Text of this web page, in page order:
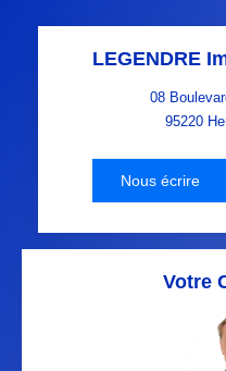
LEGENDRE
08
95220
Nous écrire
Votre